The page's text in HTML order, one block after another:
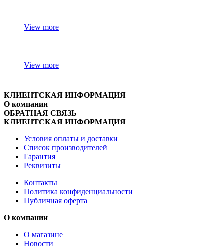
View more
View more
КЛИЕНТСКАЯ ИНФОРМАЦИЯ
О компании
ОБРАТНАЯ СВЯЗЬ
КЛИЕНТСКАЯ ИНФОРМАЦИЯ
Условия оплаты и доставки
Список производителей
Гарантия
Реквизиты
Контакты
Политика конфиденциальности
Публичная оферта
О компании
О магазине
Новости